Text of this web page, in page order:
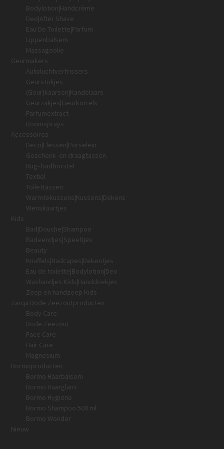
Bodylotion|Handcrème
Deo|After Shave
Eau De Toilette|Parfum
Lippenbalsem
Massageolie
Geurmakers
Autoluchtverfrissers
Geurstokjes
(Geur)kaarsen|Kandelaars
Geurzakjes|Geurkorrels
Parfumextract
Roomsprays
Accessoires
Deco|Flessen|Porselein
Geschenk- en draagtassen
Rug- badborstel
Textiel
Toilettassen
Warmtekussens|Kussens|Dekens
Wenskaartjes
Kids
Bad|Douche|Shampoo
Badeendjes|Speeltjes
Beauty
Knuffels|Badcapes|Dekentjes
Eau de toilette|Bodylotion|Deo
Washandjes Kids|Handdoekjes
Zeep en handzeep Kids
Zarqa Dode Zeezoutproducten
Body Care
Dode Zeezout
Face Care
Hair Care
Magnesium
Bormoproducten
Bormo Haarbalsem
Bormo Haarglans
Bormo Hygiëne
Bormo Shampoo 500 ml
Bormo Wonder
Nieuw